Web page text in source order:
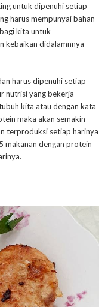
untuk dipenuhi setiap
harus mempunyai bahan
kita untuk
kebaikan didalamnnya
harus dipenuhi setiap
nutrisi yang bekerja
kita atau dengan kata
maka akan semakin
terproduksi setiap harinya
makanan dengan protein